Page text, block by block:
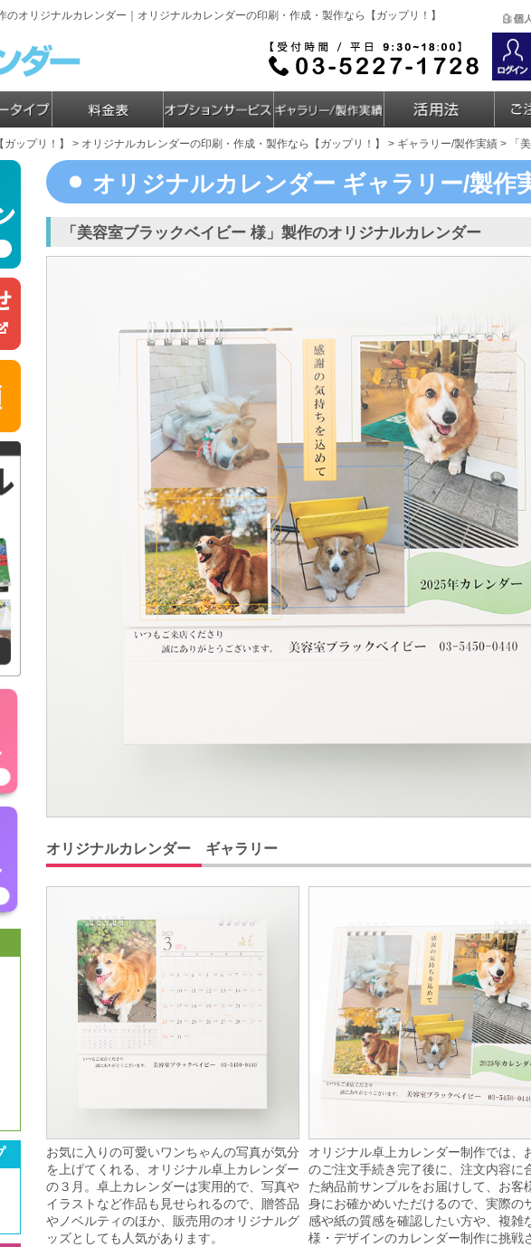
のオリジナルカレンダー｜オリジナルカレンダーの印刷・作成・製作なら【ガップリ！】
ップリ！】 > オリジナルカレンダーの印刷・作成・製作なら【ガップリ！】 > ギャラリー/製作実績 > 「
オリジナルカレンダー ギャラリー/製作
「美容室ブラックベイビー 様」製作のオリジナルカレンダー
オリジナルカレンダー ギャラリー
お気に入りの可愛いワンちゃんの写真が気分
を上げてくれる、オリジナル卓上カレンダー
の３月。卓上カレンダーは実用的で、写真や
イラストなど作品も見せられるので、贈答品
やノベルティのほか、販売用のオリジナルグ
ッズとしても人気があります。
オリジナル卓上カレンダー制作では、
のご注文手続き完了後に、注文内容に
た納品前サンプルをお届けして、お客
身にお確かめいただけるので、実際の
感や紙の質感を確認したい方や、複雑
様・デザインのカレンダー制作に挑戦